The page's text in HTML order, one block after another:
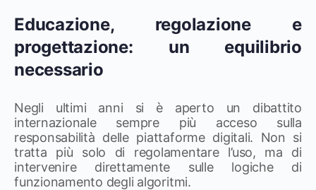
Educazione, regolazione e
progettazione: un equilibrio
necessario
Negli ultimi anni si è aperto un dibattito
internazionale sempre più acceso sulla
responsabilità delle piattaforme digitali. Non si
tratta più solo di regolamentare l’uso, ma di
intervenire direttamente sulle logiche di
funzionamento degli algoritmi.